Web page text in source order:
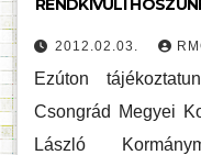
RENDKÍVÜLI
2012.02.03.
Ezúton
Csongrád Megyei
László